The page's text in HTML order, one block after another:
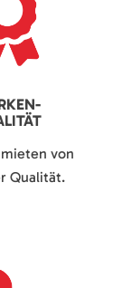
von
Qualität.